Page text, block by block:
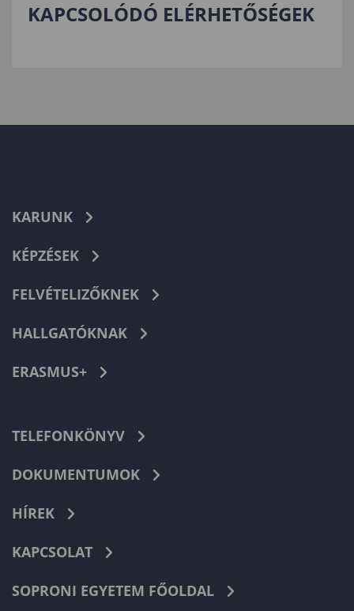
KAPCSOLÓDÓ ELÉRHETŐSÉGEK
KARUNK
KÉPZÉSEK
FELVÉTELIZŐKNEK
HALLGATÓKNAK
ERASMUS+
TELEFONKÖNYV
DOKUMENTUMOK
HÍREK
KAPCSOLAT
SOPRONI EGYETEM FŐOLDAL